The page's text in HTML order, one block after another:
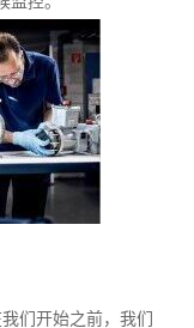
们开始之前，我们